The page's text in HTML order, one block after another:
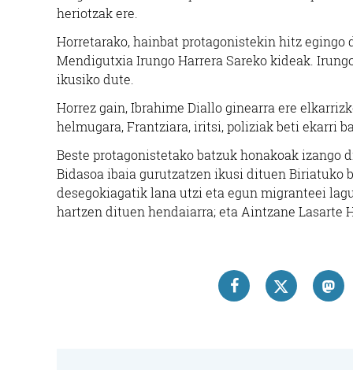
heriotzak ere.
Horretarako, hainbat protagonistekin hitz egingo
Mendigutxia Irungo Harrera Sareko kideak.
ikusiko dute.
Horrez gain, Ibrahime Diallo ginearra ere
helmugara, Frantziara, iritsi, poliziak beti ekarri
Beste protagonistetako batzuk honakoak
Bidasoa ibaia gurutzatzen ikusi dituen Biriatuko
desegokiagatik lana utzi eta egun migranteei
hartzen dituen hendaiarra; eta Aintzane Lasarte
Kirol elkarteak